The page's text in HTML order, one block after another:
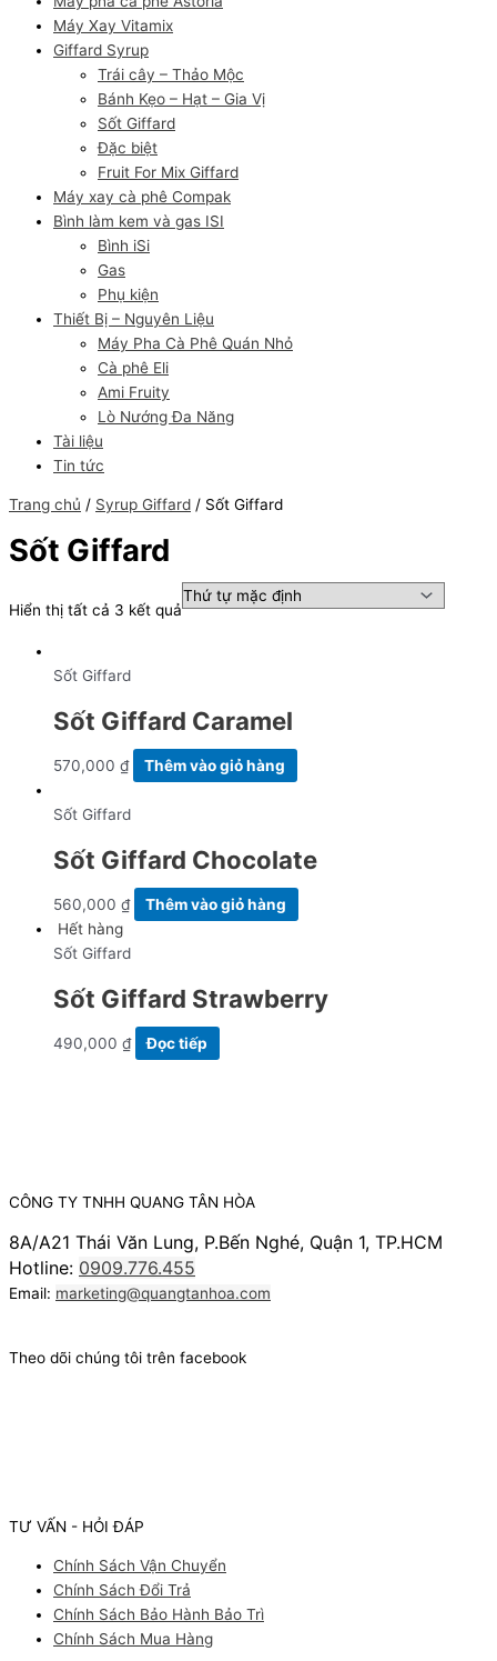
Máy Xay Vitamix
Giffard Syrup
Trái cây – Thảo Mộc
Bánh Kẹo – Hạt – Gia Vị
Sốt Giffard
Đặc biệt
Fruit For Mix Giffard
Máy xay cà phê Compak
Bình làm kem và gas ISI
Bình iSi
Gas
Phụ kiện
Thiết Bị – Nguyên Liệu
Máy Pha Cà Phê Quán Nhỏ
Cà phê Eli
Ami Fruity
Lò Nướng Đa Năng
Tài liệu
Tin tức
Trang chủ / Syrup Giffard / Sốt Giffard
Sốt Giffard
Hiển thị tất cả 3 kết quả
Sốt Giffard
Sốt Giffard Caramel
570,000 ₫ Thêm vào giỏ hàng
Sốt Giffard
Sốt Giffard Chocolate
560,000 ₫
Thêm vào giỏ hàng
Hết hàng
Sốt Giffard
Sốt Giffard Strawberry
490,000 ₫ Đọc tiếp
CÔNG TY TNHH QUANG TÂN HÒA
8A/A21 Thái Văn Lung, P.Bến Nghé, Quận 1, TP.HCM
Hotline: 0909.776.455
Email: marketing@quangtanhoa.com
Theo dõi chúng tôi trên facebook
TƯ VẤN - HỎI ĐÁP
Chính Sách Vận Chuyển
Chính Sách Đổi Trả
Chính Sách Bảo Hành Bảo Trì
Chính Sách Mua Hàng